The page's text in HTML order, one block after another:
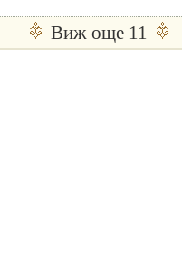
Виж още 11